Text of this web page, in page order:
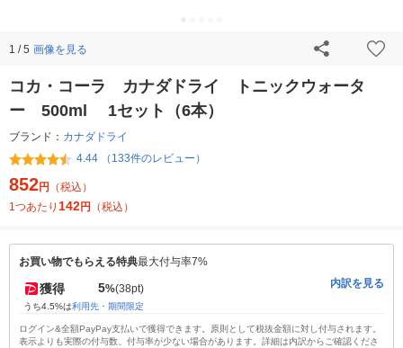
1 / 5 画像を見る
コカ・コーラ カナダドライ トニックウォータ
ー 500ml 1セット（6本）
ブランド： カナダドライ
4.44 （133件のレビュー）
852円
（税込）
1つあたり 142円 （税込）
お買い物でもらえる特典最大付与率7%
獲得 5%(38pt)
うち4.5%は利用先・期間限定
内訳を見る
ログイン&全額PayPay支払いで獲得できます。原則として税抜金額に対し付与されます。
表示よりも実際の付与数、付与率が少ない場合があります。詳細は内訳からご確認くださ